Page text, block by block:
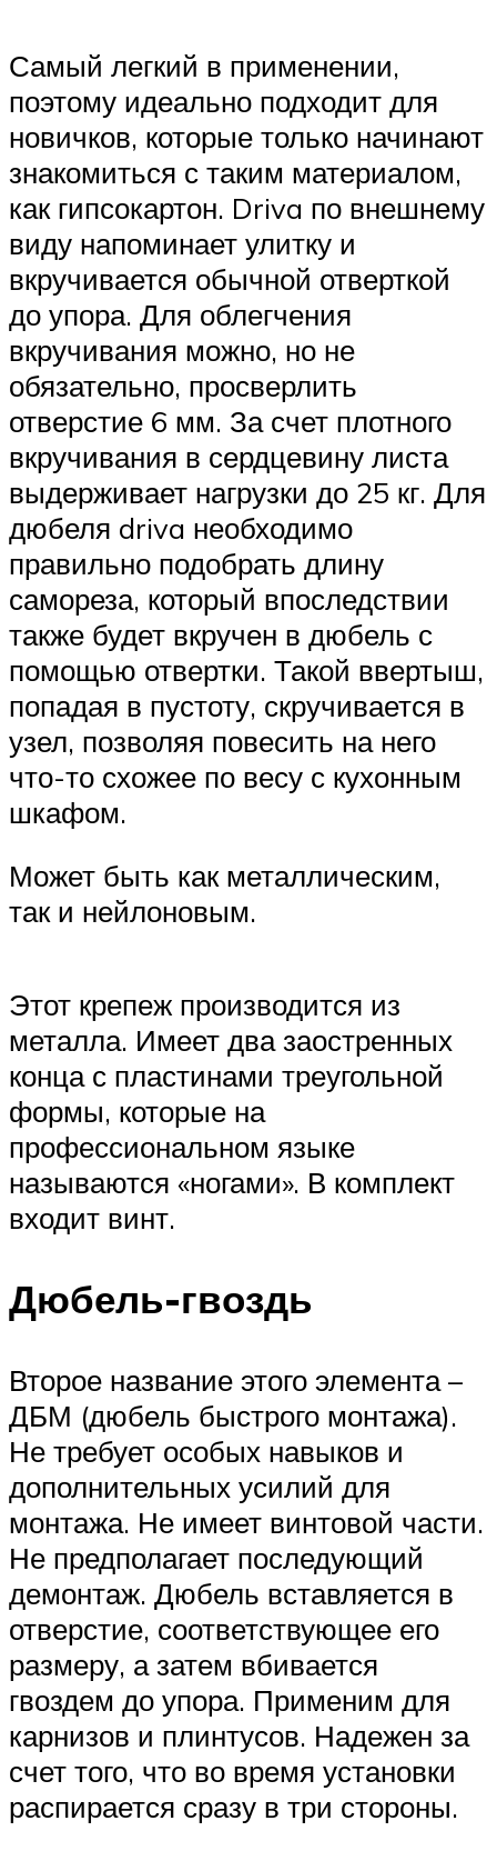
Самый легкий в применении,
поэтому идеально подходит для
новичков, которые только начинают
знакомиться с таким материалом,
как гипсокартон. Driva по внешнему
виду напоминает улитку и
вкручивается обычной отверткой
до упора. Для облегчения
вкручивания можно, но не
обязательно, просверлить
отверстие 6 мм. За счет плотного
вкручивания в сердцевину листа
выдерживает нагрузки до 25 кг. Для
дюбеля driva необходимо
правильно подобрать длину
самореза, который впоследствии
также будет вкручен в дюбель с
помощью отвертки. Такой ввертыш,
попадая в пустоту, скручивается в
узел, позволяя повесить на него
что-то схожее по весу с кухонным
шкафом.
Может быть как металлическим,
так и нейлоновым.
Этот крепеж производится из
металла. Имеет два заостренных
конца с пластинами треугольной
формы, которые на
профессиональном языке
называются «ногами». В комплект
входит винт.
Дюбель-гвоздь
Второе название этого элемента –
ДБМ (дюбель быстрого монтажа).
Не требует особых навыков и
дополнительных усилий для
монтажа. Не имеет винтовой части.
Не предполагает последующий
демонтаж. Дюбель вставляется в
отверстие, соответствующее его
размеру, а затем вбивается
гвоздем до упора. Применим для
карнизов и плинтусов. Надежен за
счет того, что во время установки
распирается сразу в три стороны.